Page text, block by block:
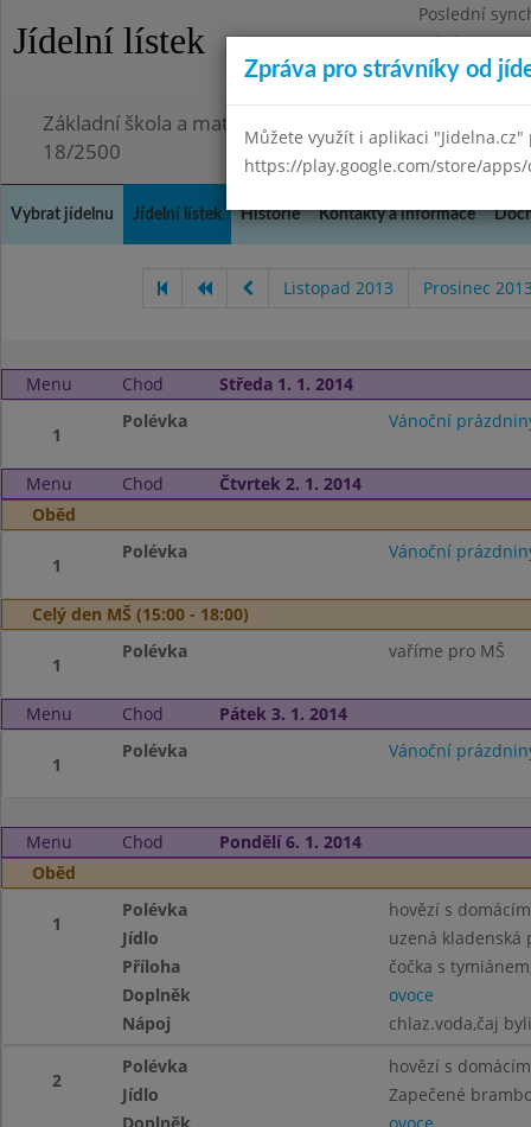
Jídelní lístek
Poslední
Středa
Omezení
Základní škola a mateřská škola Chmelnice, Praha 3,
18/2500
Vybrat jídelnu Jídelní lístek Historie Kontakty a informace
Listopad 2013 Prosinec
Menu Chod Středa 1. 1. 2014
1
Polévka Vánoční
Menu Chod
Čtvrtek 2. 1. 2014
Oběd
1
Polévka Vánoční
Celý den MŠ (15:00 - 18:00)
1
Polévka vaříme pro MŠ
Menu Chod Pátek 3. 1. 2014
1
Polévka Vánoční
Menu Chod
Pondělí 6. 1. 2014
Oběd
1
Polévka
hovězí s
Jídlo
uzená kladenská
Příloha
čočka s
Doplněk
ovoce
Nápoj
chlaz.voda,čaj
2
Polévka
hovězí s
Jídlo
Zapečené
Zpráva pro strávníky od
Můžete využít i aplikaci
https://play.google.com/store/